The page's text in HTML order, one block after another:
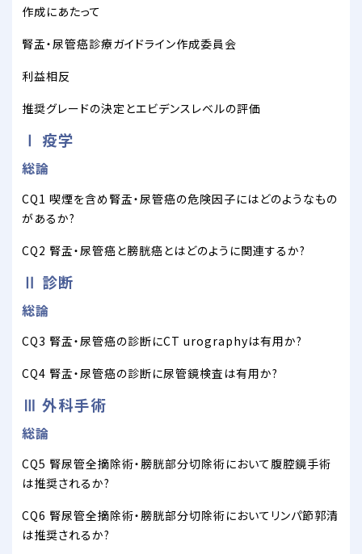
作成にあたって
腎盂・尿管癌診療ガイドライン作成委員会
利益相反
推奨グレードの決定とエビデンスレベルの評価
Ⅰ 疫学
総論
CQ1 喫煙を含め腎盂・尿管癌の危険因子にはどのようなもの
があるか?
CQ2 腎盂・尿管癌と膀胱癌とはどのように関連するか?
Ⅱ 診断
総論
CQ3 腎盂・尿管癌の診断にCT urographyは有用か?
CQ4 腎盂・尿管癌の診断に尿管鏡検査は有用か?
Ⅲ 外科手術
総論
CQ5 腎尿管全摘除術・膀胱部分切除術において腹腔鏡手術
は推奨されるか?
CQ6 腎尿管全摘除術・膀胱部分切除術においてリンパ節郭清
は推奨されるか?